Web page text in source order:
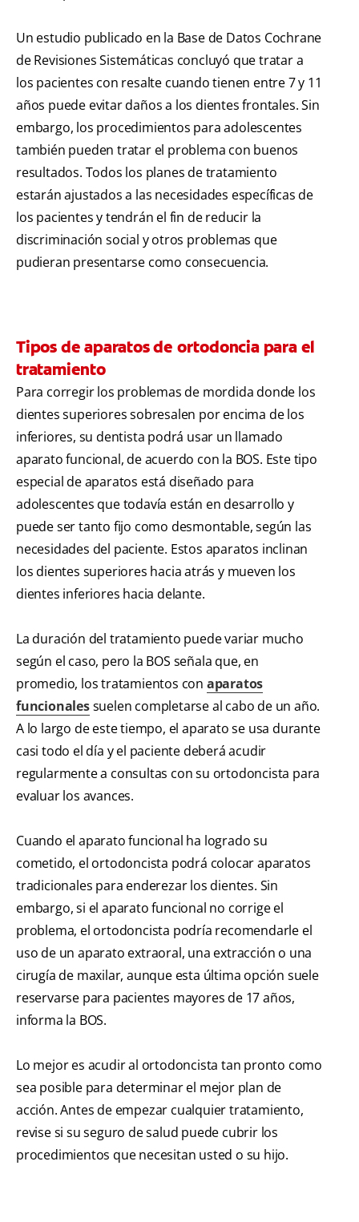
Un estudio publicado en la Base de Datos Cochrane
de Revisiones Sistemáticas concluyó que tratar a
los pacientes con resalte cuando tienen entre 7 y 11
años puede evitar daños a los dientes frontales. Sin
embargo, los procedimientos para adolescentes
también pueden tratar el problema con buenos
resultados. Todos los planes de tratamiento
estarán ajustados a las necesidades específicas de
los pacientes y tendrán el fin de reducir la
discriminación social y otros problemas que
pudieran presentarse como consecuencia.
Tipos de aparatos de ortodoncia para el
tratamiento
Para corregir los problemas de mordida donde los
dientes superiores sobresalen por encima de los
inferiores, su dentista podrá usar un llamado
aparato funcional, de acuerdo con la BOS. Este tipo
especial de aparatos está diseñado para
adolescentes que todavía están en desarrollo y
puede ser tanto fijo como desmontable, según las
necesidades del paciente. Estos aparatos inclinan
los dientes superiores hacia atrás y mueven los
dientes inferiores hacia delante.
La duración del tratamiento puede variar mucho
según el caso, pero la BOS señala que, en
promedio, los tratamientos con aparatos
funcionalessuelen completarse al cabo de un año.
A lo largo de este tiempo, el aparato se usa durante
casi todo el día y el paciente deberá acudir
regularmente a consultas con su ortodoncista para
evaluar los avances.
Cuando el aparato funcional ha logrado su
cometido, el ortodoncista podrá colocar aparatos
tradicionales para enderezar los dientes. Sin
embargo, si el aparato funcional no corrige el
problema, el ortodoncista podría recomendarle el
uso de un aparato extraoral, una extracción o una
cirugía de maxilar, aunque esta última opción suele
reservarse para pacientes mayores de 17 años,
informa la BOS.
Lo mejor es acudir al ortodoncista tan pronto como
sea posible para determinar el mejor plan de
acción. Antes de empezar cualquier tratamiento,
revise si su seguro de salud puede cubrir los
procedimientos que necesitan usted o su hijo.